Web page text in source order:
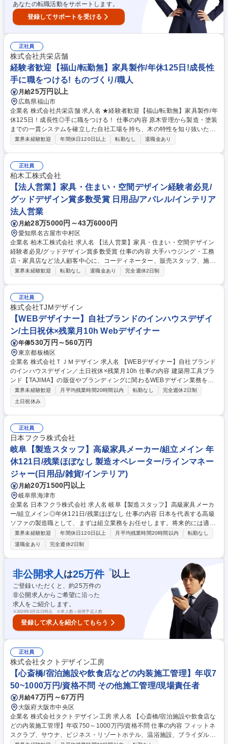
550万円～/資格不問/宿泊施設や飲食店
あなたの転職活動をサポートします。
登録してサポートを受ける
正社員
株式会社共栄店舗
経験者歓迎【福山/転勤無】家具製作/年休125日!成長性
手に職をつける! ものづくり/職人
月給25万円以上
広島県福山市
企業名 株式会社共栄店舗 求人名 ★経験者歓迎【福山/転勤無】家具製作/年
休125日！成長性◎手に職をつける！ 仕事の内容 原木管理から製造・塗装
までの一貫システムを確立した自社工場を持ち、木の特性を知り抜いた熟
練の職人さんが個性的でディテールにこだわる質の高い創作家具を創り続
～共栄店舗の魅力 レベルの高い木工技術と店舗建築への造詣の深さ～ ◆
高い木工技術を持ち、自社内で家具の作成までするため他社にはできない
施工ができます。特に木の内装にこだわりのあるお客様からリピートして
いただいています。例：(株)サンマルク、(株)メガネの田中など 募集職種
★経験者歓迎【福山/転勤無】家具製作/年休125日！成長性◎手に職をつけ
る！
業界未経験歓迎 年間休日120日以上 転勤なし 退職金あり
正社員
柏木工株式会社
【法人営業】家具・住まい・空間デザイン経験者必見/
グッドデザイン賞多数受賞 日用品/アパレル/インテリア
法人営業
月給28万5000円～43万6000円
愛知県名古屋市中村区
企業名 柏木工株式会社 求人名 【法人営業】家具・住まい・空間デザイン
経験者必見/グッドデザイン賞多数受賞 仕事の内容 大手ハウジング・工務
店・家具店など法人顧客中心に、コーディネーター、販売スタッフ、施主
に対して家具を提案販売します。既存取引先の売上管理をメインに新規顧
す。 【具体的には】 ■売上目標と行動計画の立案・管理■既存顧客への訪
問や新規顧客の開拓■顧客の要望・課題解決のための提案・プレゼンテー
ション■見積もり・受発注・納品■顧客へのアフターフォロー■製造部門と
顧客との連携・調整 募集職種 【法人営業】家具・住まい・空間デザイン
経験者必見/グッドデザイン賞多数受賞
業界未経験歓迎 転勤なし 退職金あり 完全週休2日制
正社員
株式会社TJMデザイン
【WEBデザイナー】自社ブランドのインハウスデザイ
ン/土日祝休×残業月10h Webデザイナー
年俸530万円～560万円
東京都板橋区
企業名 株式会社ＴＪＭデザイン 求人名 【WEBデザイナー】自社ブランド
のインハウスデザイン／土日祝休×残業月10h 仕事の内容 建築用工具ブラ
ンド【TAJIMA】の販促やブランディングに関わるWEBデザイン業務を担
当します。営業や企画部門等と連携しながら、情報整理や構成設計、デザ
イン提案の段階から主体的に携わっていただきます。 ■自社ブラントサイ
ト等のWEBデザイン ■撮影ディレクション ■情報整理やUIとUXの設計、
WordPress等を用いたコンテンツ管理 ■社内関連部署（営業・企画・開発
部門）や協力会社との調整 営業や開発部門とも密に連携し、製品の特性や
販促意図を深く理解したうえで企画構想段階から介入、最適なデザインを
提案していただきます。 募集職種 【WEBデザイナー】自社ブランドのイ
ンハウスデザイン／土日祝休×残業月10h
業界未経験歓迎 月平均残業時間20時間以内 転勤なし
完全週休2日制
土日祝休み
正社員
日本フクラ株式会社
岐阜【製造スタッフ】高級家具メーカー/組立メイン 年
休121日/残業ほぼなし 製造オペレーター/ラインマネー
ジャー(日用品/雑貨/インテリア)
月給20万1500円以上
岐阜県海津市
企業名 日本フクラ株式会社 求人名 岐阜【製造スタッフ】高級家具メーカ
ー/組立メイン◎年休121日/残業ほぼなし 仕事の内容 日本を代表する高級
ソファの製造職として、まずは組立業務をお任せします。将来的には適性
や希望に応じ、裁断・縫製工程へのジョブローテーションも可能です。
【詳細】■ソファ等のフレーム構築 ■バネやウレタンの組付け ■布・皮生地
の縫製 ■タッカーや手工具、ハサミ等を使用した加工作業 ■自動裁断機を
用いた生地の裁断 ◎入社後はOJTを通じて工具の使い方から丁寧に指導い
たしますので、未経験の方も歓迎します。 募集職種 岐阜【製造スタッ
フ】高級家具メーカー/組立メイン◎年休121日/残業ほぼなし
業界未経験歓迎 年間休日120日以上 月平均残業時間20時間以内
転勤なし
退職金あり
完全週休2日制
非公開求人 は25万件 ※以上
ご登録いただくと、約25万件の
非公開求人からご希望に沿った
求人をご紹介します。
※2026年3月31日時点 ※求人数＝採用予定人数
登録して求人を紹介してもらう
正社員
株式会社タクトデザイン工房
【心斎橋/宿泊施設や飲食店などの内装施工管理】年収7
50~1000万円/資格不問 その他施工管理/現場責任者
月給47万円～67万円
大阪府大阪市中央区
企業名 株式会社タクトデザイン工房 求人名 【心斎橋/宿泊施設や飲食店な
どの内装施工管理】年収750～1000万円/資格不問 仕事の内容 フィットネ
スクラブ、サウナ、ビジネス・リゾートホテル、温浴施設、ブライダル、